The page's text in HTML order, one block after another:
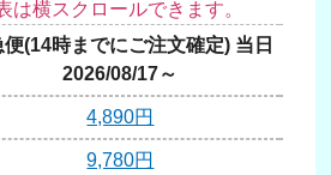
便(14時までにご注文確定) 当日
2026/08/17～
4,890円
9,780円